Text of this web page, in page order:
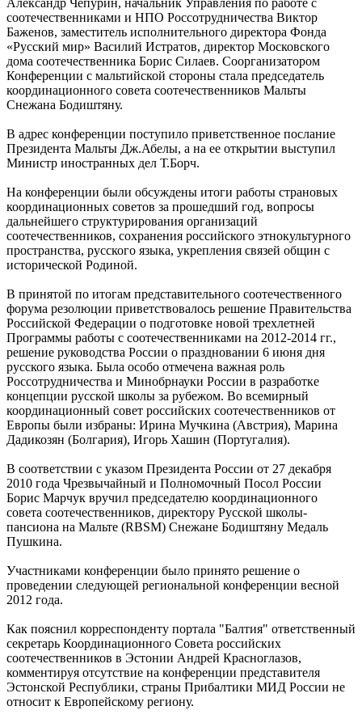
Александр Чепурин, начальник Управления по работе с
соотечественниками и НПО Россотрудничества Виктор
Баженов, заместитель исполнительного директора Фонда
«Русский мир» Василий Истратов, директор Московского
дома соотечественника Борис Силаев. Соорганизатором
Конференции с мальтийской стороны стала председатель
координационного совета соотечественников Мальты
Снежана Бодиштяну.
В адрес конференции поступило приветственное послание
Президента Мальты Дж.Абелы, а на ее открытии выступил
Министр иностранных дел Т.Борч.
На конференции были обсуждены итоги работы страновых
координационных советов за прошедший год, вопросы
дальнейшего структурирования организаций
соотечественников, сохранения российского этнокультурного
пространства, русского языка, укрепления связей общин с
исторической Родиной.
В принятой по итогам представительного соотечественного
форума резолюции приветствовалось решение Правительства
Российской Федерации о подготовке новой трехлетней
Программы работы с соотечественниками на 2012-2014 гг.,
решение руководства России о праздновании 6 июня дня
русского языка. Была особо отмечена важная роль
Россотрудничества и Минобрнауки России в разработке
концепции русской школы за рубежом. Во всемирный
координационный совет российских соотечественников от
Европы были избраны: Ирина Мучкина (Австрия), Марина
Дадикозян (Болгария), Игорь Хашин (Португалия).
В соответствии с указом Президента России от 27 декабря
2010 года Чрезвычайный и Полномочный Посол России
Борис Марчук вручил председателю координационного
совета соотечественников, директору Русской школы-
пансиона на Мальте (RBSM) Снежане Бодиштяну Медаль
Пушкина.
Участниками конференции было принято решение о
проведении следующей региональной конференции весной
2012 года.
Как пояснил корреспонденту портала "Балтия" ответственный
секретарь Координационного Совета российских
соотечественников в Эстонии Андрей Красноглазов,
комментируя отсутствие на конференции представителя
Эстонской Республики, страны Прибалтики МИД России не
относит к Европейскому региону.